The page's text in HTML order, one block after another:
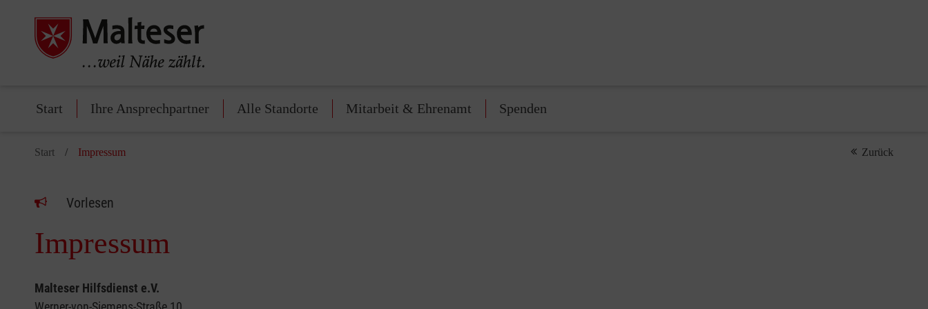
Start Ihre Ansprechpartner Alle Standorte Mitarbeit & Ehrenamt Spenden
Start Impressum Zurück
Vorlesen
Impressum
Malteser Hilfsdienst e.V.